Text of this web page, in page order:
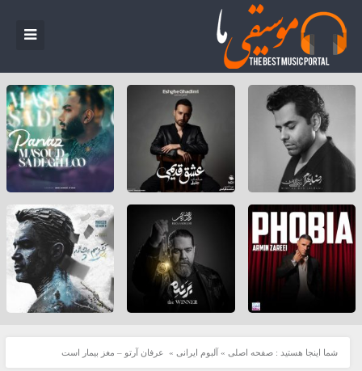
شما اینجا هستید : صفحه اصلی » آلبوم ایرانی » عرفان آرتو – مغز بیمار است